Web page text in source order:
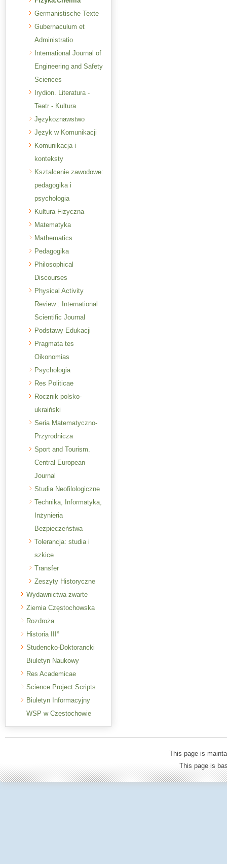
Germanistische Texte
Gubernaculum et
Administratio
International Journal of
Engineering and Safety
Sciences
Irydion. Literatura -
Teatr - Kultura
Językoznawstwo
Język w Komunikacji
Komunikacja i
konteksty
Kształcenie zawodowe:
pedagogika i
psychologia
Kultura Fizyczna
Matematyka
Mathematics
Pedagogika
Philosophical
Discourses
Physical Activity
Review : International
Scientific Journal
Podstawy Edukacji
Pragmata tes
Oikonomias
Psychologia
Res Politicae
Rocznik polsko-
ukraiński
Seria Matematyczno-
Przyrodnicza
Sport and Tourism.
Central European
Journal
Studia Neofilologiczne
Technika, Informatyka,
Inżynieria
Bezpieczeństwa
Tolerancja: studia i
szkice
Transfer
Zeszyty Historyczne
Wydawnictwa zwarte
Ziemia Częstochowska
Rozdroża
Historia III°
Studencko-Doktorancki
Biuletyn Naukowy
Res Academicae
Science Project Scripts
Biuletyn Informacyjny
WSP w Częstochowie
This page is
This page is